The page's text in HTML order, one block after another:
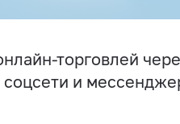
торговлей
и